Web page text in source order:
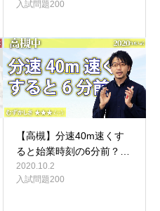
入試問題200
【高槻】分速40m速くす
ると始業時刻の6分前？…
2020.10.2
入試問題200